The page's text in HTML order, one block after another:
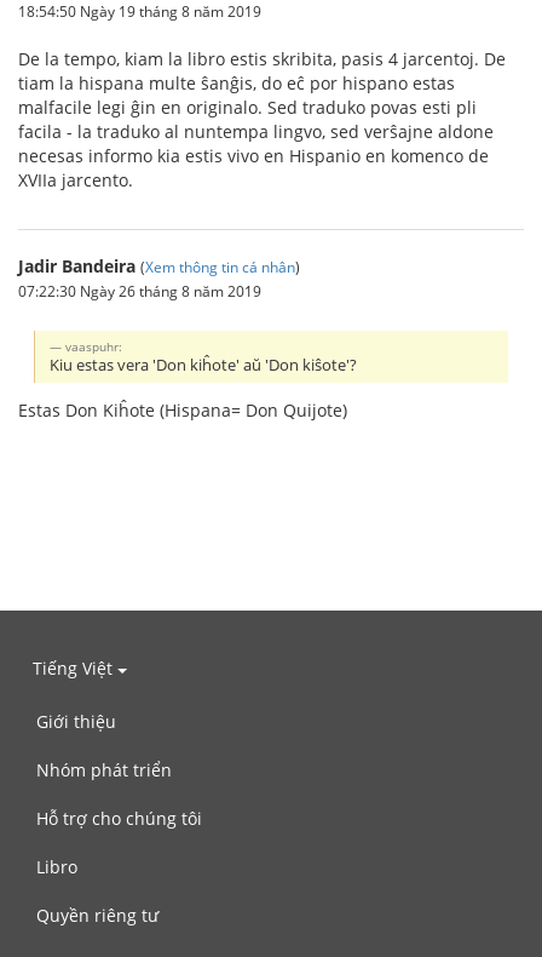
18:54:50 Ngày 19 tháng 8 năm 2019
De la tempo, kiam la libro estis skribita, pasis 4 jarcentoj. De
tiam la hispana multe ŝanĝis, do eĉ por hispano estas
malfacile legi ĝin en originalo. Sed traduko povas esti pli
facila - la traduko al nuntempa lingvo, sed verŝajne aldone
necesas informo kia estis vivo en Hispanio en komenco de
XVIIa jarcento.
Jadir Bandeira (Xem thông tin cá nhân)
07:22:30 Ngày 26 tháng 8 năm 2019
vaaspuhr:
Kiu estas vera 'Don kiĥote' aŭ 'Don kiŝote'?
Estas Don Kiĥote (Hispana= Don Quijote)
Tiếng Việt
Giới thiệu
Nhóm phát triển
Hỗ trợ cho chúng tôi
Libro
Quyền riêng tư